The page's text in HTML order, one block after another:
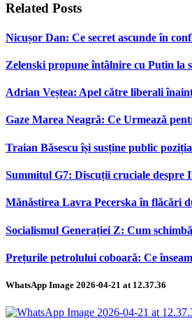
Related Posts
Nicușor Dan: Ce secret ascunde în
Zelenski propune întâlnire cu Putin la
Adrian Veștea: Apel către liberali
Gaze Marea Neagră: Ce Urmează
Traian Băsescu își susține public
Summitul G7: Discuții cruciale despre
Mănăstirea Lavra Pecerska în flăcări
Socialismul Generației Z: Cum
Prețurile petrolului coboară: Ce
WhatsApp Image 2026-04-21 at 12.37.36